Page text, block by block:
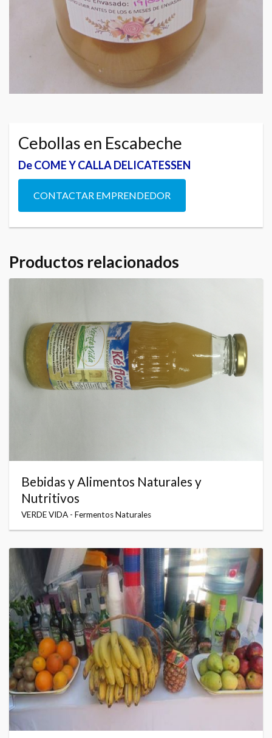
Cebollas en Escabeche
De COME Y CALLA DELICATESSEN
CONTACTAR EMPRENDEDOR
Productos relacionados
Bebidas y Alimentos Naturales y
Nutritivos
VERDE VIDA - Fermentos Naturales